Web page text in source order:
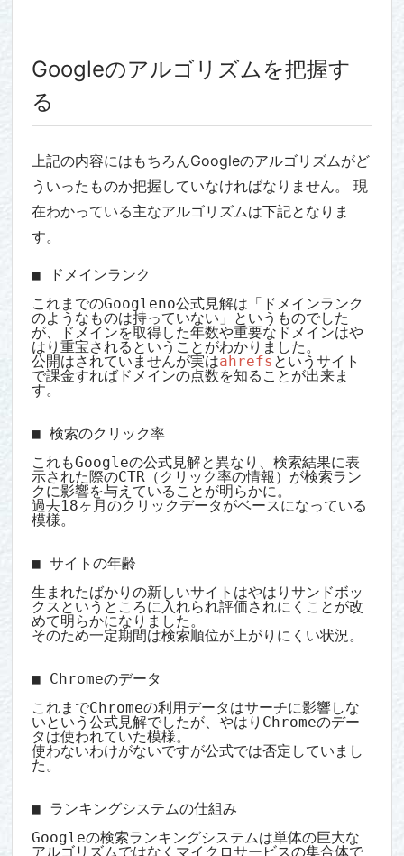
Googleのアルゴリズムを把握す
る
上記の内容にはもちろんGoogleのアルゴリズムがど
ういったものか把握していなければなりません。 現
在わかっている主なアルゴリズムは下記となりま
す。
■ ドメインランク
これまでのGoogleno公式見解は「ドメインランク
のようなものは持っていない」というものでした
が、ドメインを取得した年数や重要なドメインはや
はり重宝されるということがわかりました。
公開はされていませんが実はahrefs というサイト
で課金すればドメインの点数を知ることが出来ま
す。
■ 検索のクリック率
これもGoogleの公式見解と異なり、検索結果に表
示された際のCTR（クリック率の情報）が検索ラン
クに影響を与えていることが明らかに。
過去18ヶ月のクリックデータがベースになっている
模様。
■ サイトの年齢
生まれたばかりの新しいサイトはやはりサンドボッ
クスというところに入れられ評価されにくことが改
めて明らかになりました。
そのため一定期間は検索順位が上がりにくい状況。
■ Chromeのデータ
これまでChromeの利用データはサーチに影響しな
いという公式見解でしたが、やはりChromeのデー
タは使われていた模様。
使わないわけがないですが公式では否定していまし
た。
■ ランキングシステムの仕組み
Googleの検索ランキングシステムは単体の巨大な
アルゴリズムではなくマイクロサービスの集合体で